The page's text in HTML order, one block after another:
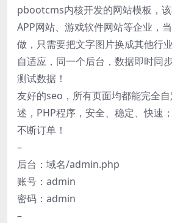
pbootcms内核开发的网站模板，
APP网站、游戏软件网站等企业，
做，只需要把文字图片换成其他行
自适应，同一个后台，数据即时同
测试数据！
友好的seo，所有页面均都能完全
述，PHP程序，安全、稳定、快速
不断订单！
–
后台：域名/admin.php
账号：admin
密码：admin
–